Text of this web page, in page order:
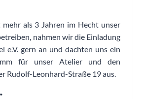
als 3 Jahren im Hecht unser
nahmen wir die Einladung
e.V. gern an und dachten uns ein
für unser Atelier und den
Rudolf-Leonhard-Straße 19 aus.